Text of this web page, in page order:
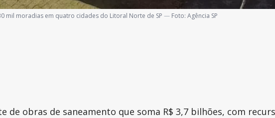
mil moradias em quatro cidades do Litoral Norte de SP — Foto: Agência SP
obras de saneamento que soma R$ 3,7 bilhões, com